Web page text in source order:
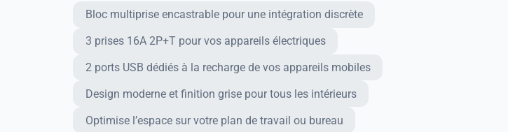
Fonctionnalités principales
Bloc multiprise encastrable pour une intégration discrète
3 prises 16A 2P+T pour vos appareils électriques
2 ports USB dédiés à la recharge de vos appareils mobiles
Design moderne et finition grise pour tous les intérieurs
Avantages
Optimise l’espace sur votre plan de travail ou bureau